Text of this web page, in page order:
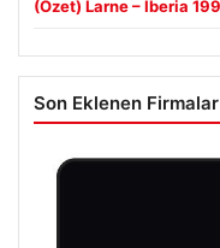
Son Eklenen Firmalar